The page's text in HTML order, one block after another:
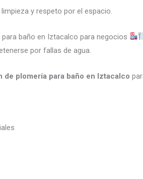
y respeto por el espacio.
baño en Iztacalco para negocios
por fallas de agua.
de plomería para baño en Iztacalco